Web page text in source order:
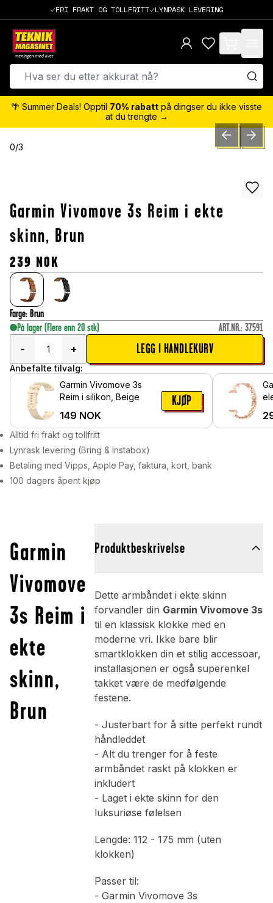
FRI FRAKT OG TOLLFRITT LYNRASK LEVERING
items in cart,
🌴 Summer Deals! Opptil 70% rabatt på dingser du ikke visste
at du trengte →
0/3 PREVIOUSNEXT
Garmin Vivomove 3s Reim i ekte
skinn, Brun
239 NOK
Farge: Brun
På lager (Flere enn 20 stk) ART.NR.: 37591
-
+ LEGG I HANDLEKURV
Anbefalte tilvalg:
Garmin Vivomove 3s
Reim i silikon, Beige
149 NOK
KJØP
Alltid fri frakt og tollfritt
Lynrask levering (Bring & Instabox)
Betaling med Vipps, Apple Pay, faktura, kort, bank
100 dagers åpent kjøp
Garmin
Vivomove
3s Reim i
ekte
skinn,
Brun
Produktbeskrivelse
Dette armbåndet i ekte skinn
forvandler din Garmin Vivomove 3s
til en klassisk klokke med en
moderne vri. Ikke bare blir
smartklokken din et stilig accessoar,
installasjonen er også superenkel
takket være de medfølgende
festene.
- Justerbart for å sitte perfekt rundt
håndleddet
- Alt du trenger for å feste
armbåndet raskt på klokken er
inkludert
- Laget i ekte skinn for den
luksuriøse følelsen
Lengde: 112 - 175 mm (uten
klokken)
Passer til:
- Garmin Vivomove 3s